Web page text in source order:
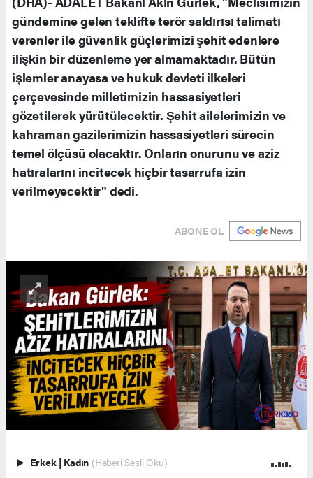
gündemine gelen teklifte terör saldırısı talimatı
verenler ile güvenlik güçlerimizi şehit edenlere
ilişkin bir düzenleme yer almamaktadır. Bütün
işlemler anayasa ve hukuk devleti ilkeleri
çerçevesinde milletimizin hassasiyetleri
gözetilerek yürütülecektir. Şehit ailelerimizin ve
kahraman gazilerimizin hassasiyetleri sürecin
temel ölçüsü olacaktır. Onların onurunu ve aziz
hatıralarını incitecek hiçbir tasarrufa izin
verilmeyecektir" dedi.
ABONE OL
Erkek | Kadın (Haberi Sesli Oku)